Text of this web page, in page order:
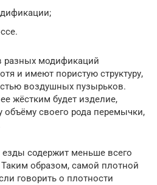
разных модификаций
и имеют пористую структуру,
воздушных пузырьков.
жёстким будет изделие,
объёму своего рода перемычки,
содержит меньше всего
образом, самой плотной
говорить о плотности